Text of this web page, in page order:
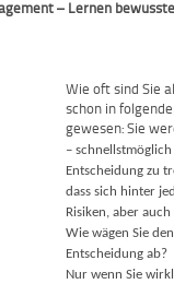
– Lernen
Wie oft sind Sie
schon in
gewesen: Sie
–
Entscheidung zu
dass sich hinter
Risiken, aber
Wie wägen Sie
Entscheidung ab?
Nur wenn Sie